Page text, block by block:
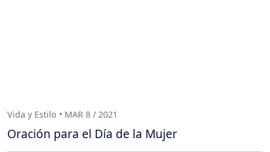
Vida y Estilo • MAR 8 / 2021
Oración para el Día de la Mujer